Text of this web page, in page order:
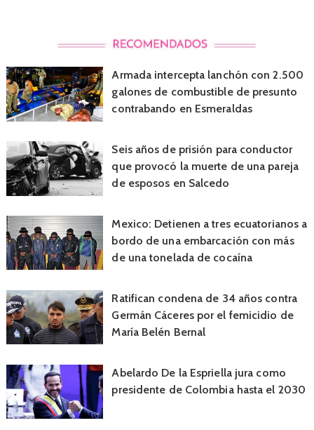
Armada intercepta lanchón con 2.500
galones de combustible de presunto
contrabando en Esmeraldas
Seis años de prisión para conductor
que provocó la muerte de una pareja
de esposos en Salcedo
Mexico: Detienen a tres ecuatorianos a
bordo de una embarcación con más
de una tonelada de cocaína
Ratifican condena de 34 años contra
Germán Cáceres por el femicidio de
María Belén Bernal
Abelardo De la Espriella jura como
presidente de Colombia hasta el 2030